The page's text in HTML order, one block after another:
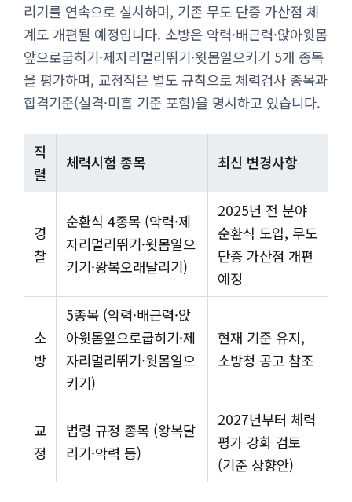
리기를 연속으로 실시하며, 기존 무도 단증 가산점 체
계도 개편될 예정입니다. 소방은 악력·배근력·앉아윗몸
앞으로굽히기·제자리멀리뛰기·윗몸일으키기 5개 종목
을 평가하며, 교정직은 별도 규칙으로 체력검사 종목과
합격기준(실격·미흡 기준 포함)을 명시하고 있습니다.
직
렬
체력시험 종목 최신 변경사항
경
찰
순환식 4종목 (악력·제
자리멀리뛰기·윗몸일으
키기·왕복오래달리기)
2025년 전 분야
순환식 도입, 무도
단증 가산점 개편
예정
소
방
5종목 (악력·배근력·앉
아윗몸앞으로굽히기·제
자리멀리뛰기·윗몸일으
키기)
현재 기준 유지,
소방청 공고 참조
교
정
법령 규정 종목 (왕복달
리기·악력 등)
2027년부터 체력
평가 강화 검토
(기준 상향안)